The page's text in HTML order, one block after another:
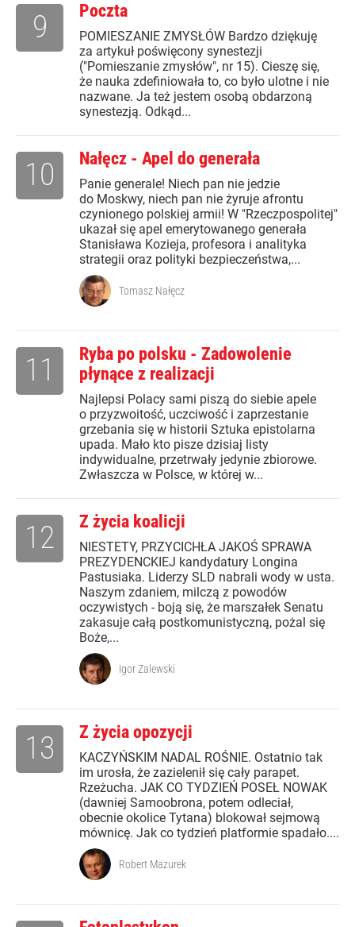
Poczta
POMIESZANIE ZMYSŁÓW Bardzo dziękuję
za artykuł poświęcony synestezji
("Pomieszanie zmysłów", nr 15). Cieszę się,
że nauka zdefiniowała to, co było ulotne i nie
nazwane. Ja też jestem osobą obdarzoną
synestezją. Odkąd...
9
Nałęcz - Apel do generała
Panie generale! Niech pan nie jedzie
do Moskwy, niech pan nie żyruje afrontu
czynionego polskiej armii! W "Rzeczpospolitej"
ukazał się apel emerytowanego generała
Stanisława Kozieja, profesora i analityka
strategii oraz polityki bezpieczeństwa,...
10
Tomasz Nałęcz
Ryba po polsku - Zadowolenie
płynące z realizacji
Najlepsi Polacy sami piszą do siebie apele
o przyzwoitość, uczciwość i zaprzestanie
grzebania się w historii Sztuka epistolarna
upada. Mało kto pisze dzisiaj listy
indywidualne, przetrwały jedynie zbiorowe.
Zwłaszcza w Polsce, w której w...
11
Z życia koalicji
NIESTETY, PRZYCICHŁA JAKOŚ SPRAWA
PREZYDENCKIEJ kandydatury Longina
Pastusiaka. Liderzy SLD nabrali wody w usta.
Naszym zdaniem, milczą z powodów
oczywistych - boją się, że marszałek Senatu
zakasuje całą postkomunistyczną, pożal się
Boże,...
12
Igor Zalewski
Z życia opozycji
KACZYŃSKIM NADAL ROŚNIE. Ostatnio tak
im urosła, że zazielenił się cały parapet.
Rzeżucha. JAK CO TYDZIEŃ POSEŁ NOWAK
(dawniej Samoobrona, potem odleciał,
obecnie okolice Tytana) blokował sejmową
mównicę. Jak co tydzień platformie spadało....
13
Robert Mazurek